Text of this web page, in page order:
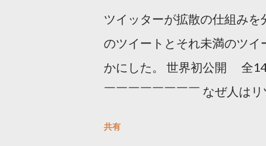
ツイッターが拡散の仕組み
のツイートとそれ未満のツ
かにした。 世界初公開 全
￣￣￣￣￣￣￣￣ なぜ人は
共有